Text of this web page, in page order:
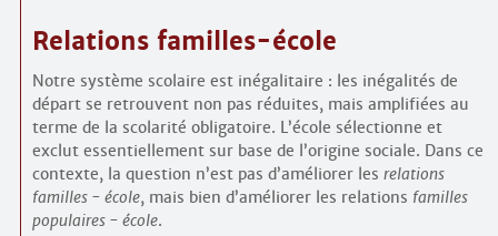
Relations familles-école
Notre système scolaire est inégalitaire : les inégalités de
départ se retrouvent non pas réduites, mais amplifiées au
terme de la scolarité obligatoire. L’école sélectionne et
exclut essentiellement sur base de l’origine sociale. Dans ce
contexte, la question n’est pas d’améliorer les relations
familles - école, mais bien d’améliorer les relations familles
populaires - école.